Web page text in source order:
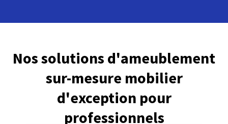
Nos solutions d'ameublement
sur-mesure mobilier
d'exception pour
professionnels